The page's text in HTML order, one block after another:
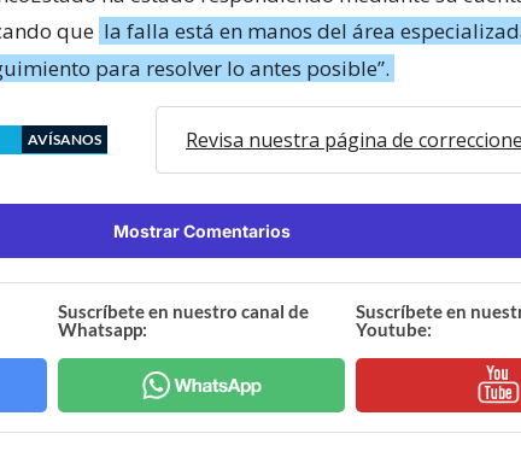
que la falla está en manos del área
para resolver lo antes posible”.
AVÍSANOS Revisa nuestra página de
Mostrar Comentarios
Suscríbete en nuestro canal de
Whatsapp:
Suscríbete en
Youtube: